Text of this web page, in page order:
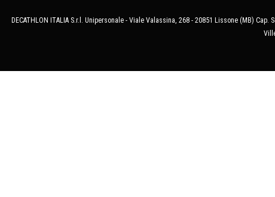
DECATHLON ITALIA S.r.l. Unipersonale - Viale Valassina, 268 - 20851 Lissone (MB) Cap.